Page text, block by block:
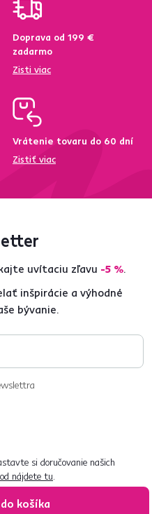
košíka
Doprava od 199 €
zadarmo
Zisti viac
Vrátenie tovaru do 60 dní
Zistiť viac
uvítaciu zľavu -5 %.
inšpirácie a výhodné
bývanie.
si doručovanie našich
nájdete tu.